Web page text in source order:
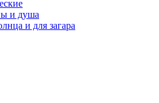
и душа
и для загара